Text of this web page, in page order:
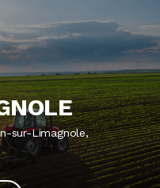
sur-Limagnole,